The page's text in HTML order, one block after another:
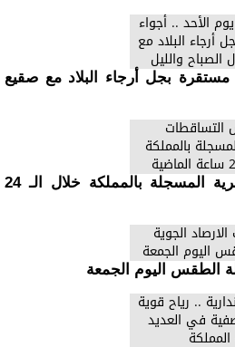
بجل أرجاء البلاد مع صقيع
مقاييس التساقطات المطرية المسجلة بالمملكة خلال الـ 24
الطقس اليوم الجمعة